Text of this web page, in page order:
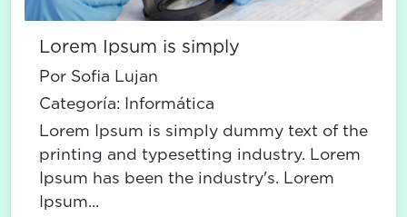
Lorem Ipsum is simply
Por Sofia Lujan
Categoría: Informática
Lorem Ipsum is simply dummy text of the
printing and typesetting industry. Lorem
Ipsum has been the industry's. Lorem
Ipsum...